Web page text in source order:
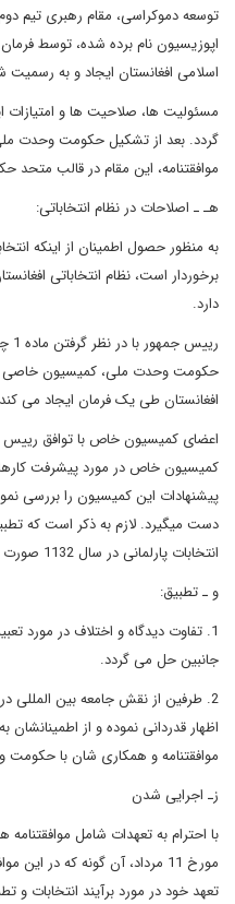
توسعه دموکراسی، مقام رهبری تیم
اپوزیسیون نام برده شده، توسط
اسلامی افغانستان ایجاد و به
مسئولیت ها، صلاحیت ها و
گردد. بعد از تشکیل حکومت وحدت
موافقتنامه، این مقام در قالب
هـ ـ اصلاحات در نظام انتخاباتی:
به منظور حصول اطمینان از اینکه
برخوردار است، نظام انتخاباتی
دارد.
حکومت وحدت ملی، کمیسیون خاصی
افغانستان طی یک فرمان ایجاد می
اعضای کمیسیون خاص با توافق
کمیسیون خاص در مورد پیشرفت کارها
پیشنهادات این کمیسیون را بررسی
دست میگیرد. لازم به ذکر است که
انتخابات پارلمانی در سال 1132 صورت گیرد.
و ـ تطبیق:
1. تفاوت دیدگاه و اختلاف در مورد
جانبین حل می گردد.
2. طرفین از نقش جامعه بین المللی
اظهار قدردانی نموده و از
موافقتنامه و همکاری شان با
زـ اجرایی شدن
با احترام به تعهدات شامل
مورخ 11 مرداد، آن گونه که در
تعهد خود در مورد برآیند انتخابات و